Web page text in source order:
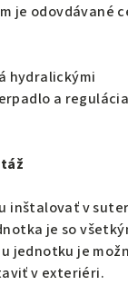
je odovdávané
hydralickými
a regulácia
inštalovať v
je so
jednotku je
v exteriéri.